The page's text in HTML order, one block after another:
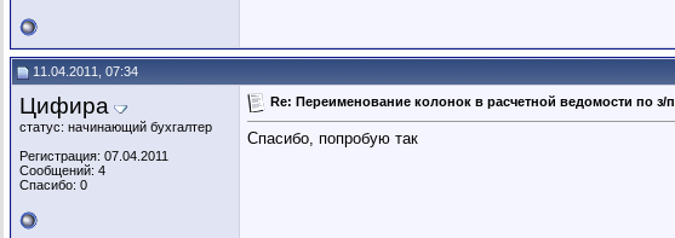
11.04.2011, 07:34
Цифира
статус: начинающий бухгалтер
Регистрация: 07.04.2011
Сообщений: 4
Спасибо: 0
Re: Переименование колонок в расчетной ведомости по з/п
Спасибо, попробую так